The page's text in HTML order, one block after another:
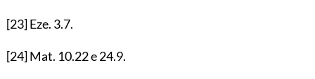
[23]Eze. 3.7.
[24]Mat. 10.22e24.9.